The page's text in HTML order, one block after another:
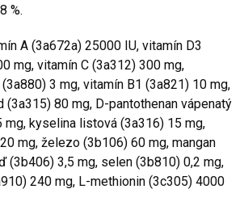
%.
A (3a672a) 25000 IU, vitamín D3
mg, vitamín C (3a312) 300 mg,
3 mg, vitamín B1 (3a821) 10 mg,
80 mg, D-pantothenan vápenatý
kyselina listová (3a316) 15 mg,
mg, železo (3b106) 60 mg, mangan
(3b406) 3,5 mg, selen (3b810) 0,2 mg,
240 mg, L-methionin (3c305) 4000